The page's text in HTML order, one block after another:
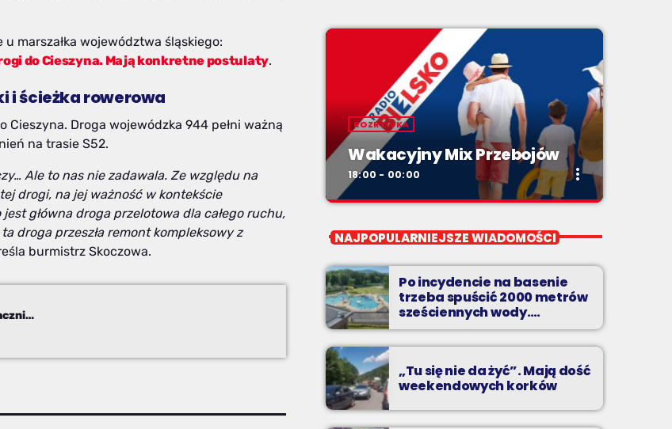
marszałka województwa śląskiego:
do Cieszyna. Mają konkretne postulaty.
i ścieżka rowerowa
Droga wojewódzka 944 pełni ważną
na trasie S52.
Ale to nas nie zadawala. Ze względu na
drogi, na jej ważność w kontekście
główna droga przelotowa dla całego ruchu,
droga przeszła remont kompleksowy z
burmistrz Skoczowa.
Trwają remonty na DW944. Samorządy chcą znacznie więcej
ROZRYWKA
Wakacyjny Mix Przebojów
18:00 - 00:00 more_vert
Wakacyjny Mix Przebojów
to najgorętsze hity lata, muzyczne plażowe
perełki, wspomnienia letnich przebojów,
nowości i premiery oraz Wasze pozdrowienia
z wakacji!
NAJPOPULARNIEJSZE WIADOMOŚCI
Po incydencie na basenie
trzeba spuścić 2000 metrów
sześciennych wody.
„Ogromne koszty i ogromna
praca”
„Tu się nie da żyć”. Mają dość
weekendowych korków